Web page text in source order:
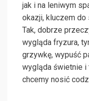
jak i na leniwym
okazji, kluczem do
Tak, dobrze
wygląda fryzura,
grzywkę, wypuść
wygląda świetnie i
chcemy nosić